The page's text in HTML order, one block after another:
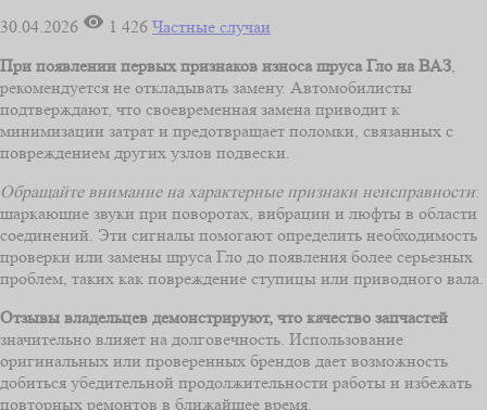
30.04.2026 1 426 Частные случаи
При появлении первых признаков износа шруса Гло на ВАЗ,
рекомендуется не откладывать замену. Автомобилисты
подтверждают, что своевременная замена приводит к
минимизации затрат и предотвращает поломки, связанных с
повреждением других узлов подвески.
Обращайте внимание на характерные признаки неисправности:
шаркающие звуки при поворотах, вибрации и люфты в области
соединений. Эти сигналы помогают определить необходимость
проверки или замены шруса Гло до появления более серьезных
проблем, таких как повреждение ступицы или приводного вала.
Отзывы владельцев демонстрируют, что качество запчастей
значительно влияет на долговечность. Использование
оригинальных или проверенных брендов дает возможность
добиться убедительной продолжительности работы и избежать
повторных ремонтов в ближайшее время.